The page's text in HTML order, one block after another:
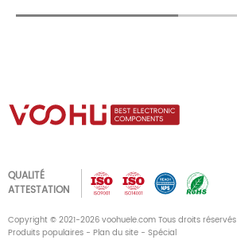
QUALITÉ
ATTESTATION
Copyright © 2021-2026 voohuele.com Tous droits réservés
Produits populaires - Plan du site - Spécial